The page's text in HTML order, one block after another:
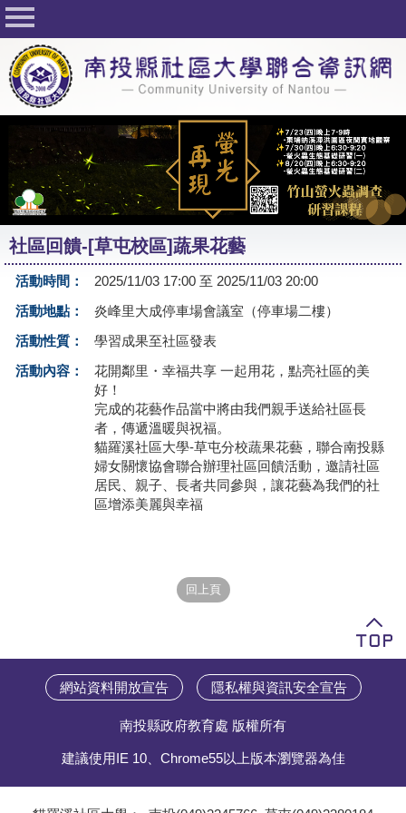
回首頁
關於社大
公佈欄
行事曆
最新活動
活動花絮
課程一覽表
志工與社團
友站連結
社區回饋-[草屯校區]蔬果花藝
活動時間：
2025/11/03 17:00 至 2025/11/03 20:00
活動地點：
炎峰里大成停車場會議室（停車場二樓）
活動性質：
學習成果至社區發表
活動內容：
花開鄰里・幸福共享 一起用花，點亮社區的美
好！
完成的花藝作品當中將由我們親手送給社區長
者，傳遞溫暖與祝福。
貓羅溪社區大學-草屯分校蔬果花藝，聯合南投縣
婦女關懷協會聯合辦理社區回饋活動，邀請社區
居民、親子、長者共同參與，讓花藝為我們的社
區增添美麗與幸福
網站資料開放宣告 隱私權與資訊安全宣告
南投縣政府教育處 版權所有
建議使用IE 10、Chrome55以上版本瀏覽器為佳